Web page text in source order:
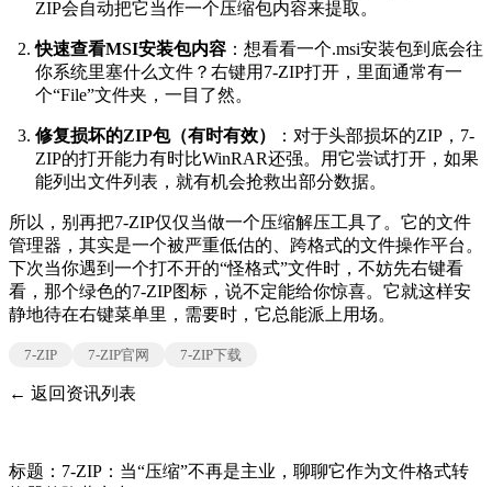
ZIP会自动把它当作一个压缩包内容来提取。
快速查看MSI安装包内容 ：想看看一个.msi安装包到底会往
你系统里塞什么文件？右键用7-ZIP打开，里面通常有一
个“File”文件夹，一目了然。
修复损坏的ZIP包（有时有效）
：对于头部损坏的ZIP，7-
ZIP的打开能力有时比WinRAR还强。用它尝试打开，如果
能列出文件列表，就有机会抢救出部分数据。
所以，别再把7-ZIP仅仅当做一个压缩解压工具了。它的文件
管理器，其实是一个被严重低估的、跨格式的文件操作平台。
下次当你遇到一个打不开的“怪格式”文件时，不妨先右键看
看，那个绿色的7-ZIP图标，说不定能给你惊喜。它就这样安
静地待在右键菜单里，需要时，它总能派上用场。
7-ZIP 7-ZIP官网 7-ZIP下载
← 返回资讯列表
标题：7-ZIP：当“压缩”不再是主业，聊聊它作为文件格式转